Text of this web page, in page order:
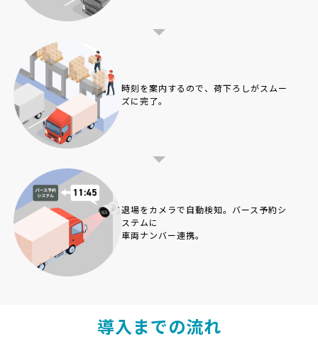
時刻を案内するので、 荷下ろしがスムー
ズに完了。
退場をカメラで自動検知。 バース予約シ
ステムに
車両ナンバー連携。
導入までの流れ